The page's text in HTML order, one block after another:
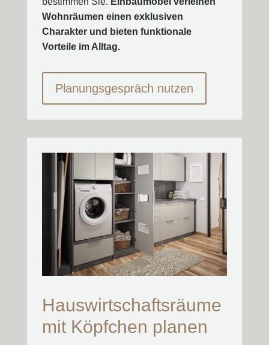
Wohnräumen einen exklusiven
Charakter und bieten funktionale
Vorteile im Alltag.
Planungsgespräch nutzen
Hauswirtschaftsräume
mit Köpfchen planen